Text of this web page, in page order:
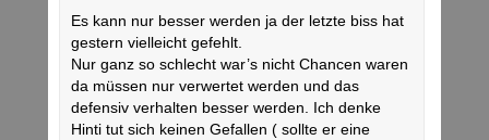
Es kann nur besser werden ja der letzte biss hat
gestern vielleicht gefehlt.
Nur ganz so schlecht war’s nicht Chancen waren
da müssen nur verwertet werden und das
defensiv verhalten besser werden. Ich denke
Hinti tut sich keinen Gefallen ( sollte er eine